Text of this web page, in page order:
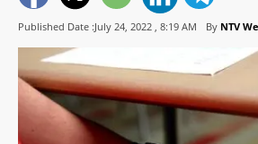
Published Date :July 24, 2022 , 8:19 AM By NTV